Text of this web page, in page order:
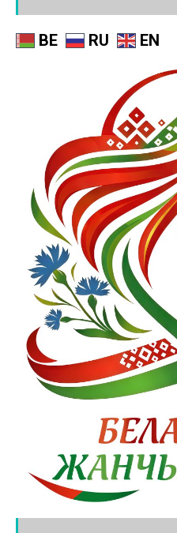
BE RU EN